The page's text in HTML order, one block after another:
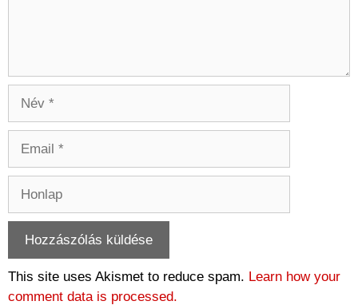
This site uses Akismet to reduce spam. Learn how your
comment data is processed.